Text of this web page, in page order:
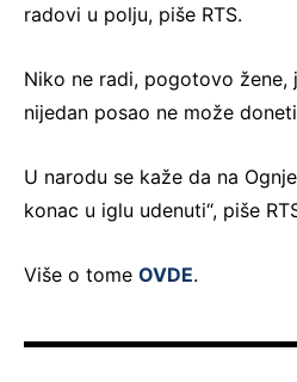
radovi u polju, piše RTS.
Niko ne radi, pogotovo žene,
nijedan posao ne može
U narodu se kaže da na
konac u iglu udenuti“, piše
Više o tome OVDE.